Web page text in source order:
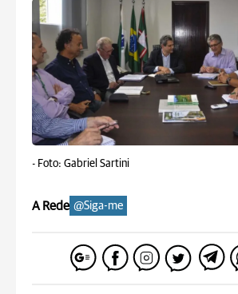
- Foto: Gabriel Sartini
A Rede @Siga-me